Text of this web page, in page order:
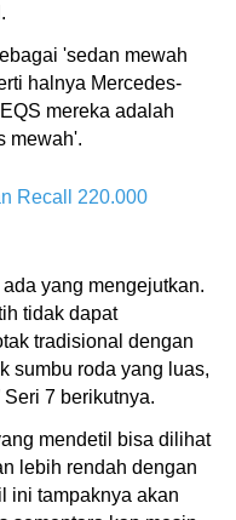
'sedan mewah
halnya Mercedes-
mereka adalah
mewah'.
Recall 220.000
yang mengejutkan.
tidak dapat
tradisional dengan
sumbu roda yang luas,
7 berikutnya.
mendetil bisa dilihat
lebih rendah dengan
ini tampaknya akan